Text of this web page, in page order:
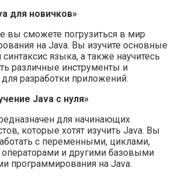
для новичков»
вы сможете погрузиться в мир
на Java. Вы изучите основные
языка, а также научитесь
различные инструменты и
разработки приложений.
Java с нуля»
для начинающих
которые хотят изучить Java. Вы
с переменными, циклами,
и другими базовыми
программирования на Java.